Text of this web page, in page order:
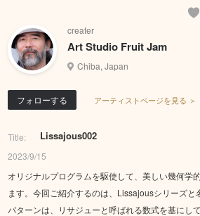
creater
Art Studio Fruit Jam
Chiba, Japan
フォローする アーティストページを見る ＞
Title: Lissajous002
2023/9/15
オリジナルプログラムを駆使して、美しい幾何学
ます。今回ご紹介するのは、Lissajousシリーズ
パターンは、リサジューと呼ばれる数式を基にし